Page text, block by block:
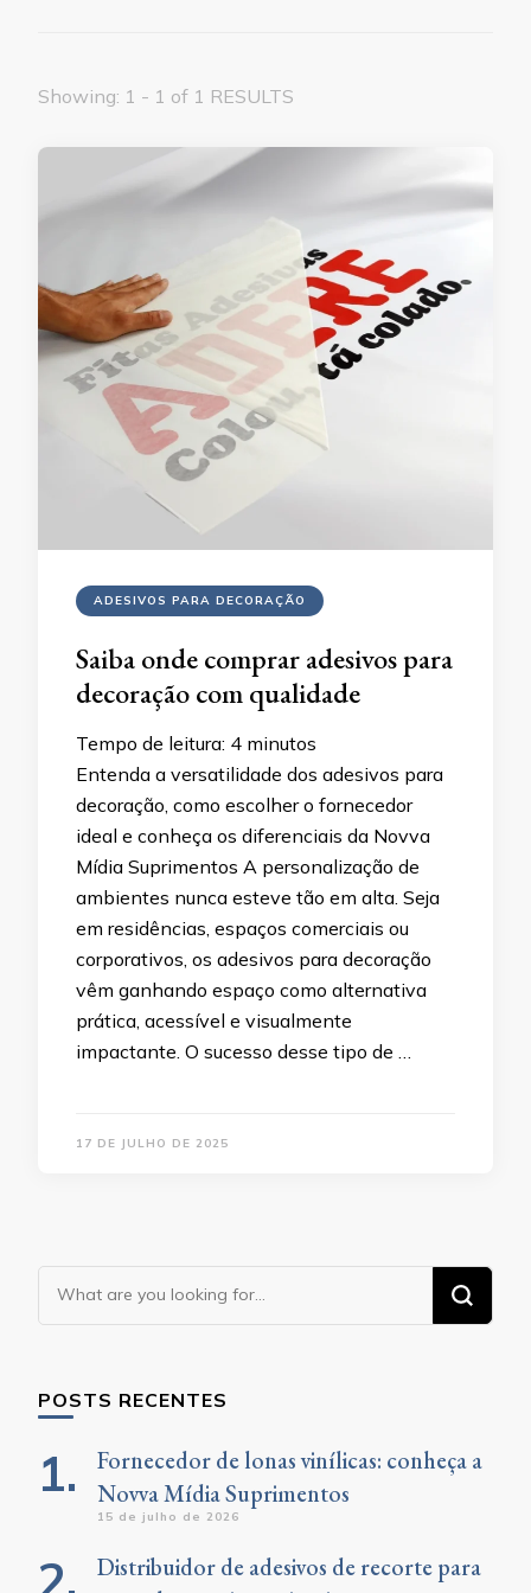
Showing: 1 - 1 of 1 RESULTS
ADESIVOS PARA DECORAÇÃO
Saiba onde comprar adesivos para
decoração com qualidade
Tempo de leitura: 4 minutos
Entenda a versatilidade dos adesivos para
decoração, como escolher o fornecedor
ideal e conheça os diferenciais da Novva
Mídia Suprimentos A personalização de
ambientes nunca esteve tão em alta. Seja
em residências, espaços comerciais ou
corporativos, os adesivos para decoração
vêm ganhando espaço como alternativa
prática, acessível e visualmente
impactante. O sucesso desse tipo de …
17 DE JULHO DE 2025
POSTS RECENTES
Fornecedor de lonas vinílicas: conheça a
Novva Mídia Suprimentos
15 de julho de 2026
Distribuidor de adesivos de recorte para